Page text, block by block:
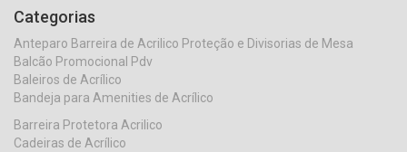
Categorias
Anteparo Barreira de Acrilico Proteção e Divisorias de Mesa
Balcão Promocional Pdv
Baleiros de Acrílico
Bandeja para Amenities de Acrílico
Barreira Protetora Acrilico
Cadeiras de Acrílico